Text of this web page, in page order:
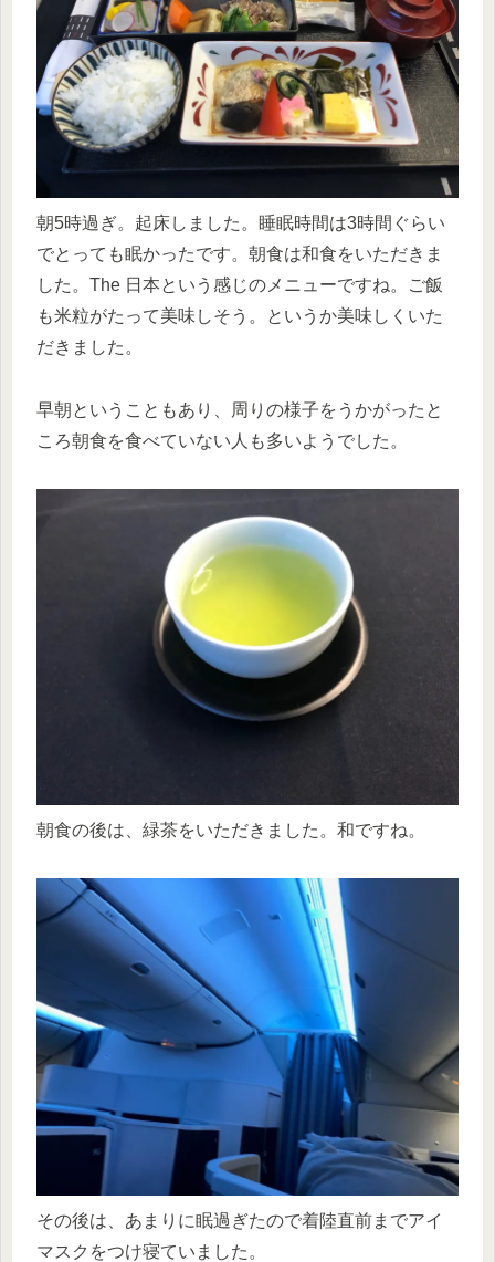
朝5時過ぎ。起床しました。睡眠時間は3時間ぐらい
でとっても眠かったです。朝食は和食をいただきま
した。The 日本という感じのメニューですね。ご飯
も米粒がたって美味しそう。というか美味しくいた
だきました。
早朝ということもあり、周りの様子をうかがったと
ころ朝食を食べていない人も多いようでした。
朝食の後は、緑茶をいただきました。和ですね。
その後は、あまりに眠過ぎたので着陸直前までアイ
マスクをつけ寝ていました。